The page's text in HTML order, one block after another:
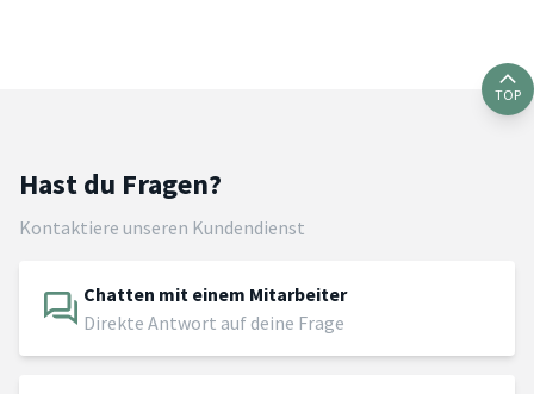
TOP
Hast du Fragen?
Kontaktiere unseren Kundendienst
Chatten mit einem Mitarbeiter
Direkte Antwort auf deine Frage